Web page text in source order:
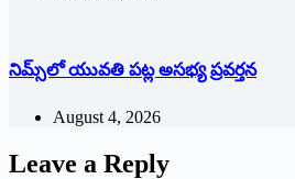
నిమ్స్‌లో యువతి పట్ల అసభ్య ప్రవర్తన
August 4, 2026
Leave a Reply